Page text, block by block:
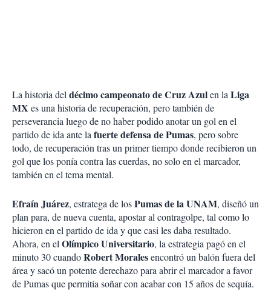
La historia deldécimo campeonato de Cruz Azulen laLiga
MX es una historia de recuperación, pero también de
perseverancia luego de no haber podido anotar un gol en el
partido de ida ante lafuerte defensa de Pumas, pero sobre
todo, de recuperación tras un primer tiempo donde recibieron un
gol que los ponía contra las cuerdas, no solo en el marcador,
también en el tema mental.
Efraín Juárez, estratega de losPumas de la UNAM, diseñó un
plan para, de nueva cuenta, apostar al contragolpe, tal como lo
hicieron en el partido de ida y que casi les daba resultado.
Ahora, en elOlímpico Universitario, la estrategia pagó en el
minuto 30 cuandoRobert Moralesencontró un balón fuera del
área y sacó un potente derechazo para abrir el marcador a favor
de Pumas que permitía soñar con acabar con 15 años de sequía.